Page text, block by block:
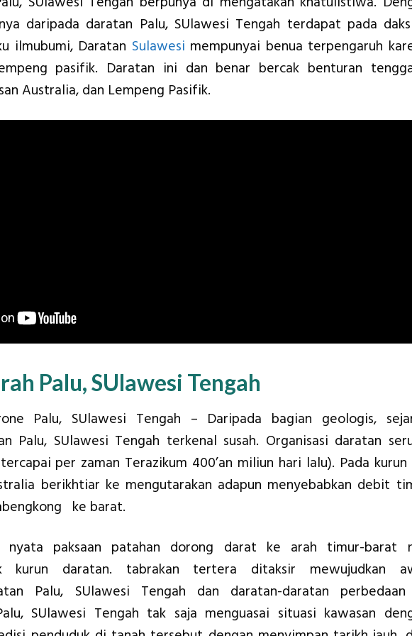
daripada daratan Palu, SUlawesi Tengah terdapat pada
ilmubumi, Daratan Sulawesi mempunyai benua terpengaruh
pasifik. Daratan ini dan benar bercak benturan
Australia, dan Lempeng Pasifik.
Palu, SUlawesi Tengah
Palu, SUlawesi Tengah – Daripada bagian geologis,
Palu, SUlawesi Tengah terkenal susah. Organisasi daratan
per zaman Terazikum 400’an miliun hari lalu). Pada kurun
berikhtiar ke mengutarakan adapun menyebabkan debit
ke barat.
nyata paksaan patahan dorong darat ke arah timur-barat
kurun daratan. tabrakan tertera ditaksir mewujudkan
Palu, SUlawesi Tengah dan daratan-daratan
SUlawesi Tengah tak saja menguasai situasi kawasan